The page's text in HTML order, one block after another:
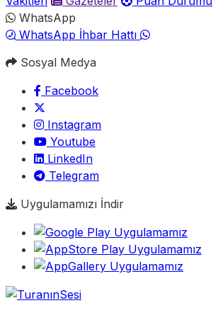
WhatsApp
WhatsApp İhbar Hattı
Sosyal Medya
Facebook
Instagram
Youtube
LinkedIn
Telegram
Uygulamamızı İndir